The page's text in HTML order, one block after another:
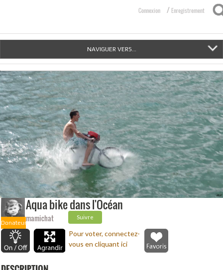
Connexion / Enregistrement
NAVIGUER VERS...
Donateur
Aqua bike dans l'Océan
mamichat Suivre
Pour voter, connectez-
vous en cliquant ici